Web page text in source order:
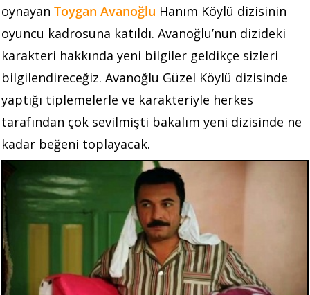
oynayan Toygan Avanoğlu Hanım Köylü dizisinin
oyuncu kadrosuna katıldı. Avanoğlu’nun dizideki
karakteri hakkında yeni bilgiler geldikçe sizleri
bilgilendireceğiz. Avanoğlu Güzel Köylü dizisinde
yaptığı tiplemelerle ve karakteriyle herkes
tarafından çok sevilmişti bakalım yeni dizisinde ne
kadar beğeni toplayacak.